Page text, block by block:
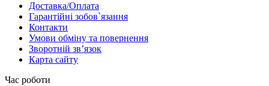
Доставка/Оплата
Гарантійні зобов`язання
Контакти
Умови обміну та повернення
Зворотній зв’язок
Карта сайту
Час роботи